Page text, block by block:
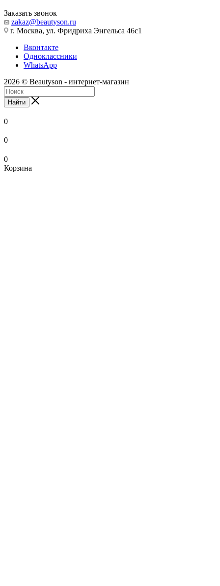
Заказать звонок
zakaz@beautyson.ru
г. Москва, ул. Фридриха Энгельса 46с1
Вконтакте
Одноклассники
WhatsApp
2026 © Beautyson - интернет-магазин
Найти
0
0
0
Корзина